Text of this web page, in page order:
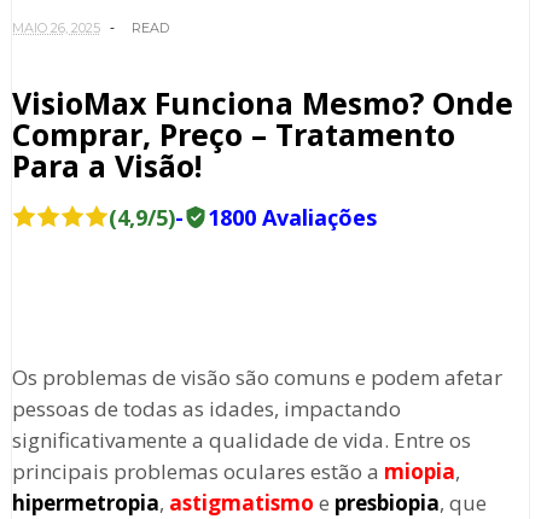
MAIO 26, 2025 READ
VisioMax Funciona Mesmo? Onde
Comprar, Preço – Tratamento
Para a Visão!
(4,9/5)- 1800 Avaliações
Os problemas de visão são comuns e podem afetar
pessoas de todas as idades, impactando
significativamente a qualidade de vida. Entre os
principais problemas oculares estão a miopia,
hipermetropia, astigmatismo e presbiopia, que